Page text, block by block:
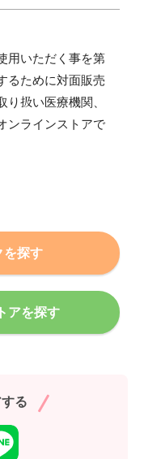
用いただく事を第
るために対面販売
扱い医療機関、
ンラインストアで
を探す
アを探す
る